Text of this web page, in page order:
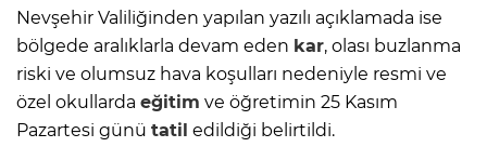
Nevşehir Valiliğinden yapılan yazılı açıklamada ise
bölgede aralıklarla devam eden kar, olası buzlanma
riski ve olumsuz hava koşulları nedeniyle resmi ve
özel okullarda eğitim ve öğretimin 25 Kasım
Pazartesi günü tatil edildiği belirtildi.